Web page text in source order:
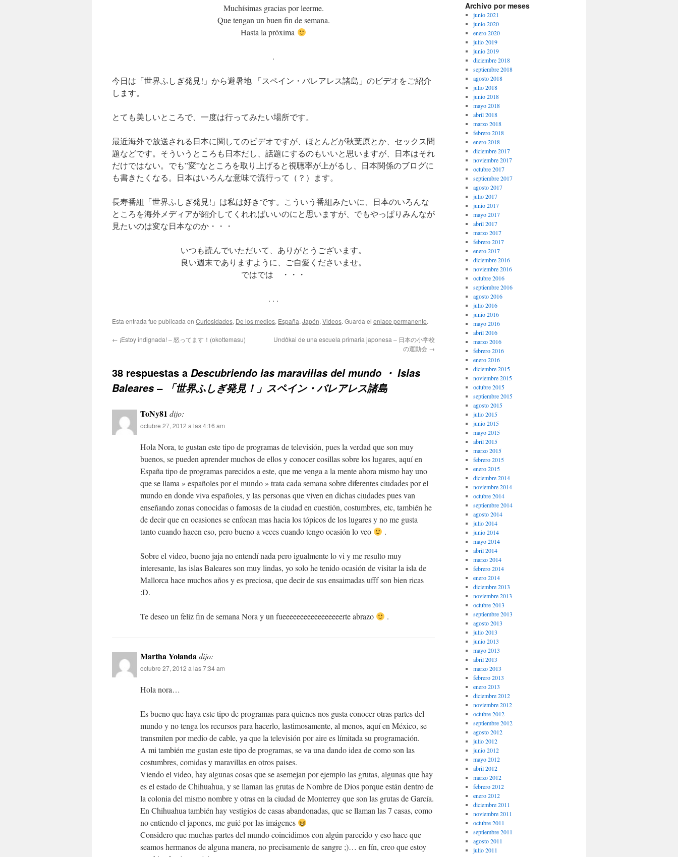
Muchísimas gracias por leerme.
Que tengan un buen fin de semana.
Hasta la próxima
.
今日は「世界ふしぎ発見!」から避暑地 「スペイン・バレアレス諸島」のビデオをご紹介
します。
とても美しいところで、一度は行ってみたい場所です。
最近海外で放送される日本に関してのビデオですが、ほとんどが秋葉原とか、セックス問
題などです。そういうところも日本だし、話題にするのもいいと思いますが、日本はそれ
だけではない。でも”変”なところを取り上げると視聴率が上がるし、日本関係のブログに
も書きたくなる。日本はいろんな意味で流行って（？）ます。
長寿番組「世界ふしぎ発見!」は私は好きです。こういう番組みたいに、日本のいろんな
ところを海外メディアが紹介してくれればいいのにと思いますが、でもやっぱりみんなが
見たいのは変な日本なのか・・・
いつも読んでいただいて、ありがとうございます。
良い週末でありますように、ご自愛くださいませ。
ではでは ・・・
. . .
Esta entrada fue publicada en Curiosidades, De los medios, España, Japón, Videos. Guarda el enlace permanente.
← ¡Estoy indignada! – 怒ってます！(okottemasu)
Undôkai de una escuela primaria japonesa – 日本の小学校
の運動会 →
38 respuestas a Descubriendo las maravillas del mundo ・ Islas
Baleares – 「世界ふしぎ発見！」スペイン・バレアレス諸島
ToNy81 dijo:
octubre 27, 2012 a las 4:16 am
Hola Nora, te gustan este tipo de programas de televisión, pues la verdad que son muy
buenos, se pueden aprender muchos de ellos y conocer cosillas sobre los lugares, aquí en
España tipo de programas parecidos a este, que me venga a la mente ahora mismo hay uno
que se llama » españoles por el mundo » trata cada semana sobre diferentes ciudades por el
mundo en donde viva españoles, y las personas que viven en dichas ciudades pues van
enseñando zonas conocidas o famosas de la ciudad en cuestión, costumbres, etc, también he
de decir que en ocasiones se enfocan mas hacia los tópicos de los lugares y no me gusta
tanto cuando hacen eso, pero bueno a veces cuando tengo ocasión lo veo
.
Sobre el video, bueno jaja no entendí nada pero igualmente lo vi y me resulto muy
interesante, las islas Baleares son muy lindas, yo solo he tenido ocasión de visitar la isla de
Mallorca hace muchos años y es preciosa, que decir de sus ensaimadas ufff son bien ricas
:D.
Te deseo un feliz fin de semana Nora y un fueeeeeeeeeeeeeeeeerte abrazo .
Martha Yolandadijo:
octubre 27, 2012 a las 7:34 am
Hola nora…
Es bueno que haya este tipo de programas para quienes nos gusta conocer otras partes del
mundo y no tenga los recursos para hacerlo, lastimosamente, al menos, aquí en México, se
transmiten por medio de cable, ya que la televisión por aire es límitada su programación.
A mi también me gustan este tipo de programas, se va una dando idea de como son las
costumbres, comidas y maravillas en otros paises.
Viendo el video, hay algunas cosas que se asemejan por ejemplo las grutas, algunas que hay
es el estado de Chihuahua, y se llaman las grutas de Nombre de Dios porque están dentro de
la colonia del mismo nombre y otras en la ciudad de Monterrey que son las grutas de García.
En Chihuahua también hay vestigios de casas abandonadas, que se llaman las 7 casas, como
no entiendo el japones, me guié por las imágenes
Considero que muchas partes del mundo coincidimos con algún parecido y eso hace que
seamos hermanos de alguna manera, no precisamente de sangre ;)… en fín, creo que estoy
Archivo por meses
junio 2021
junio 2020
enero 2020
julio 2019
junio 2019
diciembre 2018
septiembre 2018
agosto 2018
julio 2018
junio 2018
mayo 2018
abril 2018
marzo 2018
febrero 2018
enero 2018
diciembre 2017
noviembre 2017
octubre 2017
septiembre 2017
agosto 2017
julio 2017
junio 2017
mayo 2017
abril 2017
marzo 2017
febrero 2017
enero 2017
diciembre 2016
noviembre 2016
octubre 2016
septiembre 2016
agosto 2016
julio 2016
junio 2016
mayo 2016
abril 2016
marzo 2016
febrero 2016
enero 2016
diciembre 2015
noviembre 2015
octubre 2015
septiembre 2015
agosto 2015
julio 2015
junio 2015
mayo 2015
abril 2015
marzo 2015
febrero 2015
enero 2015
diciembre 2014
noviembre 2014
octubre 2014
septiembre 2014
agosto 2014
julio 2014
junio 2014
mayo 2014
abril 2014
marzo 2014
febrero 2014
enero 2014
diciembre 2013
noviembre 2013
octubre 2013
septiembre 2013
agosto 2013
julio 2013
junio 2013
mayo 2013
abril 2013
marzo 2013
febrero 2013
enero 2013
diciembre 2012
noviembre 2012
octubre 2012
septiembre 2012
agosto 2012
julio 2012
junio 2012
mayo 2012
abril 2012
marzo 2012
febrero 2012
enero 2012
diciembre 2011
noviembre 2011
octubre 2011
septiembre 2011
agosto 2011
julio 2011